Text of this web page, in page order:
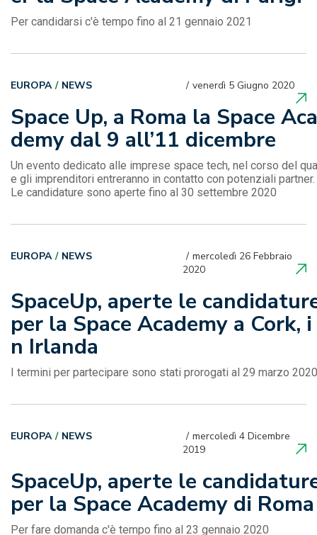
Per candidarsi c'è tempo fino al 21 gennaio 2021
Space Up, a Roma la Space Aca
demy dal 9 all’11 dicembre
venerdì 5 Giugno 2020
EUROPA NEWS
Un evento dedicato alle imprese space tech, nel corso del
e gli imprenditori entreranno in contatto con potenziali partner.
Le candidature sono aperte fino al 30 settembre 2020
SpaceUp, aperte le
per la Space Academy a Cork, i
n Irlanda
mercoledì 26 Febbraio
2020
EUROPA NEWS
I termini per partecipare sono stati prorogati al 29 marzo 2020
SpaceUp, aperte le
per la Space Academy di Roma
mercoledì 4 Dicembre
2019
EUROPA NEWS
Per fare domanda c'è tempo fino al 23 gennaio 2020